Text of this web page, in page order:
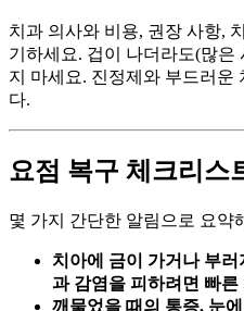
치과 의사와 비용, 권장 사항,
기하세요. 겁이 나더라도(많
지 마세요. 진정제와 부드러운
다.
요점 복구 체크리스
몇 가지 간단한 알림으로 요약
치아에 금이 가거나 부
과 감염을 피하려면 빠
깨물었을 때의 통증, 눈